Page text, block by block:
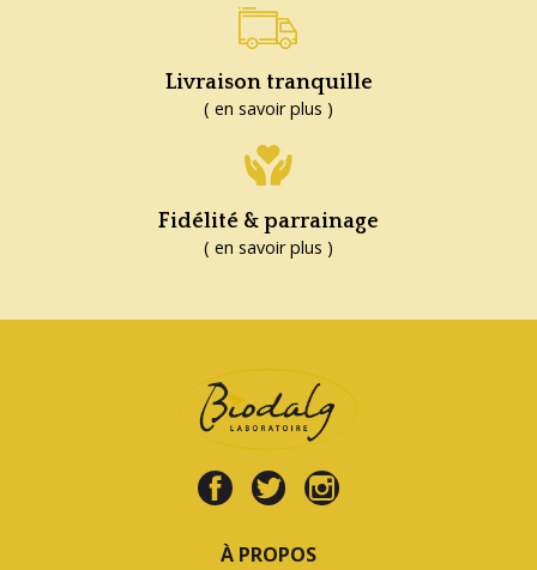
Livraison tranquille
( en savoir plus )
Fidélité & parrainage
( en savoir plus )
À PROPOS